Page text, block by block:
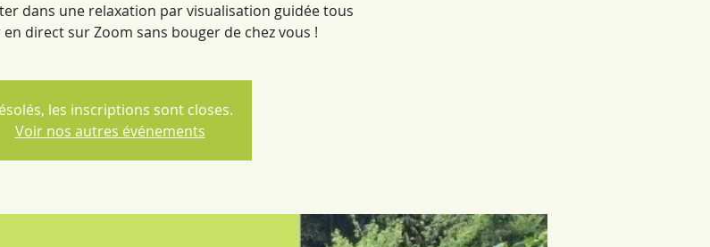
dans une relaxation par visualisation guidée tous
direct sur Zoom sans bouger de chez vous !
les inscriptions sont closes.
Voir nos autres événements